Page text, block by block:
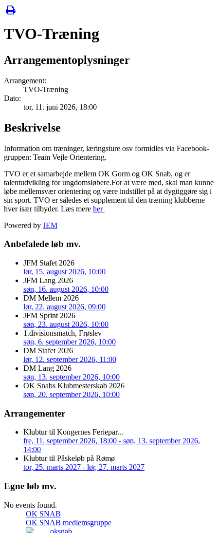
TVO-Træning
Arrangementoplysninger
Arrangement:
TVO-Træning
Dato:
tor, 11. juni 2026, 18:00
Beskrivelse
Information om træninger, læringsture osv formidles via Facebook-
gruppen: Team Vejle Orientering.
TVO er et samarbejde mellem OK Gorm og OK Snab, og er
talentudvikling for ungdomsløbere.For at være med, skal man kunne
løbe mellemsvær orientering og være indstillet på at dygtiggøre sig i
sin sport. TVO er således et supplement til den træning klubberne
hver især tilbyder. Læs mere her
Powered by JEM
Anbefalede løb mv.
JFM Stafet 2026
lør, 15. august 2026, 10:00
JFM Lang 2026
søn, 16. august 2026, 10:00
DM Mellem 2026
lør, 22. august 2026, 09:00
JFM Sprint 2026
søn, 23. august 2026, 10:00
1.divisionsmatch, Frøslev
søn, 6. september 2026, 10:00
DM Stafet 2026
lør, 12. september 2026, 11:00
DM Lang 2026
søn, 13. september 2026, 10:00
OK Snabs Klubmesterskab 2026
søn, 20. september 2026, 10:00
Arrangementer
Klubtur til Kongernes Feriepar...
fre, 11. september 2026, 18:00 - søn, 13. september 2026,
14:00
Klubtur til Påskeløb på Rømø
tor, 25. marts 2027 - lør, 27. marts 2027
Egne løb mv.
No events found.
OK SNAB
OK SNAB medlemsgruppe
oksnab